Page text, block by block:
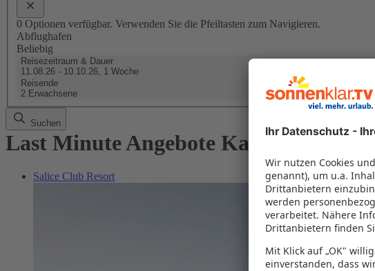
0 Optionen verfügbar. Verwenden Sie die Pfeiltasten zum Navigieren.
Abflughafen
Beliebig
Reisezeitraum & Dauer
11.08.26 - 10.10.26, 1 Woche
Reisende
2 Erwachsene
Suchen
Last Minute Angebote Kalabrien
Salice Club Resort